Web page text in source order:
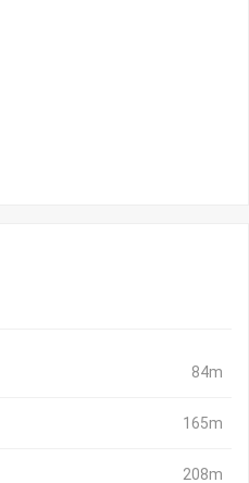
84m
165m
208m